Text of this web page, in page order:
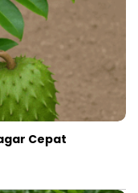
Cepat